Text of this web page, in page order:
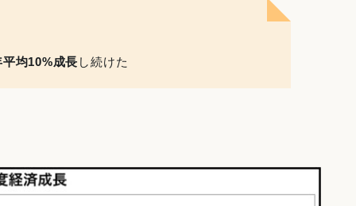
均10%成長 し続けた